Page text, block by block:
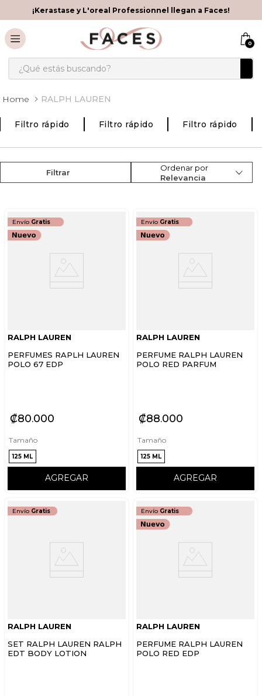
¡Kerastase y L'oreal Professionnel llegan a Faces!
0
¿Qué estás buscando?
RALPH LAUREN
Filtro rápido Filtro rápido Filtro rápido
Filtrar
Ordenar por
Relevancia
Envío Gratis
RALPH LAUREN
PERFUMES RAPLH LAUREN
POLO 67 EDP
₡80 000
Tamaño
125 ML
AGREGAR
Envío Gratis
RALPH LAUREN
PERFUME RALPH LAUREN
POLO RED PARFUM
₡88 000
Tamaño
125 ML
AGREGAR
Envío Gratis
RALPH LAUREN
SET RALPH LAUREN RALPH
EDT BODY LOTION
Envío Gratis
RALPH LAUREN
PERFUME RALPH LAUREN
POLO RED EDP